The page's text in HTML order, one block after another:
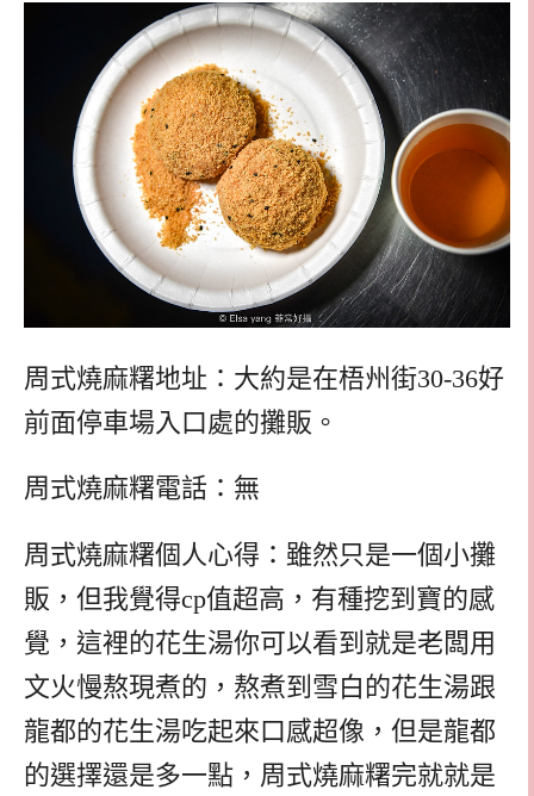
周式燒麻糬地址：大約是在梧州街30-36好
前面停車場入口處的攤販。
周式燒麻糬電話：無
周式燒麻糬個人心得：雖然只是一個小攤
販，但我覺得cp值超高，有種挖到寶的感
覺，這裡的花生湯你可以看到就是老闆用
文火慢熬現煮的，熬煮到雪白的花生湯跟
龍都的花生湯吃起來口感超像，但是龍都
的選擇還是多一點，周式燒麻糬完就就是